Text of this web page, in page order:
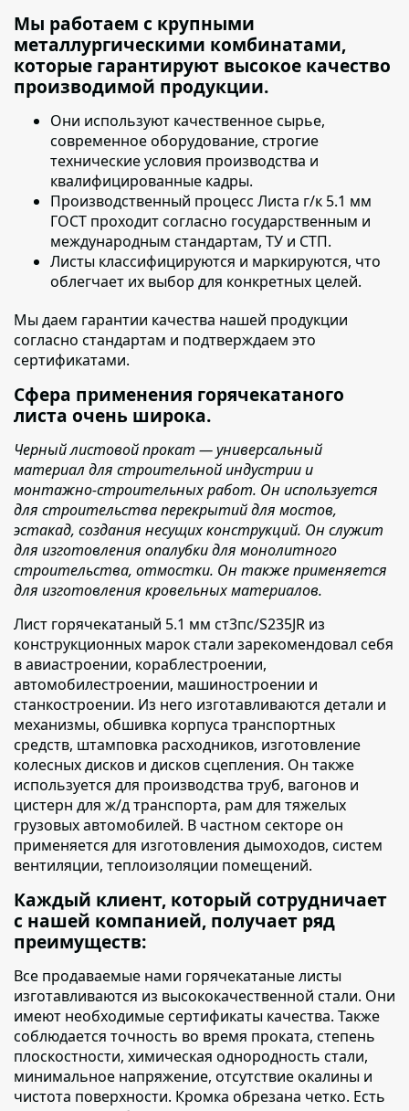
Мы работаем с крупными
металлургическими комбинатами,
которые гарантируют высокое качество
производимой продукции.
Они используют качественное сырье,
современное оборудование, строгие
технические условия производства и
квалифицированные кадры.
Производственный процесс Листа г/к 5.1 мм
ГОСТ проходит согласно государственным и
международным стандартам, ТУ и СТП.
Листы классифицируются и маркируются, что
облегчает их выбор для конкретных целей.
Мы даем гарантии качества нашей продукции
согласно стандартам и подтверждаем это
сертификатами.
Сфера применения горячекатаного
листа очень широка.
Черный листовой прокат — универсальный
материал для строительной индустрии и
монтажно-строительных работ. Он используется
для строительства перекрытий для мостов,
эстакад, создания несущих конструкций. Он служит
для изготовления опалубки для монолитного
строительства, отмостки. Он также применяется
для изготовления кровельных материалов.
Лист горячекатаный 5.1 мм ст3пс/S235JR из
конструкционных марок стали зарекомендовал себя
в авиастроении, кораблестроении,
автомобилестроении, машиностроении и
станкостроении. Из него изготавливаются детали и
механизмы, обшивка корпуса транспортных
средств, штамповка расходников, изготовление
колесных дисков и дисков сцепления. Он также
используется для производства труб, вагонов и
цистерн для ж/д транспорта, рам для тяжелых
грузовых автомобилей. В частном секторе он
применяется для изготовления дымоходов, систем
вентиляции, теплоизоляции помещений.
Каждый клиент, который сотрудничает
с нашей компанией, получает ряд
преимуществ:
Все продаваемые нами горячекатаные листы
изготавливаются из высококачественной стали. Они
имеют необходимые сертификаты качества. Также
соблюдается точность во время проката, степень
плоскостности, химическая однородность стали,
минимальное напряжение, отсутствие окалины и
чистота поверхности. Кромка обрезана четко. Есть